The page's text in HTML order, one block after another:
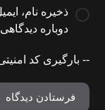
ذخیره نام،
دوباره
-- بارگیری کد
فرستادن دیدگاه